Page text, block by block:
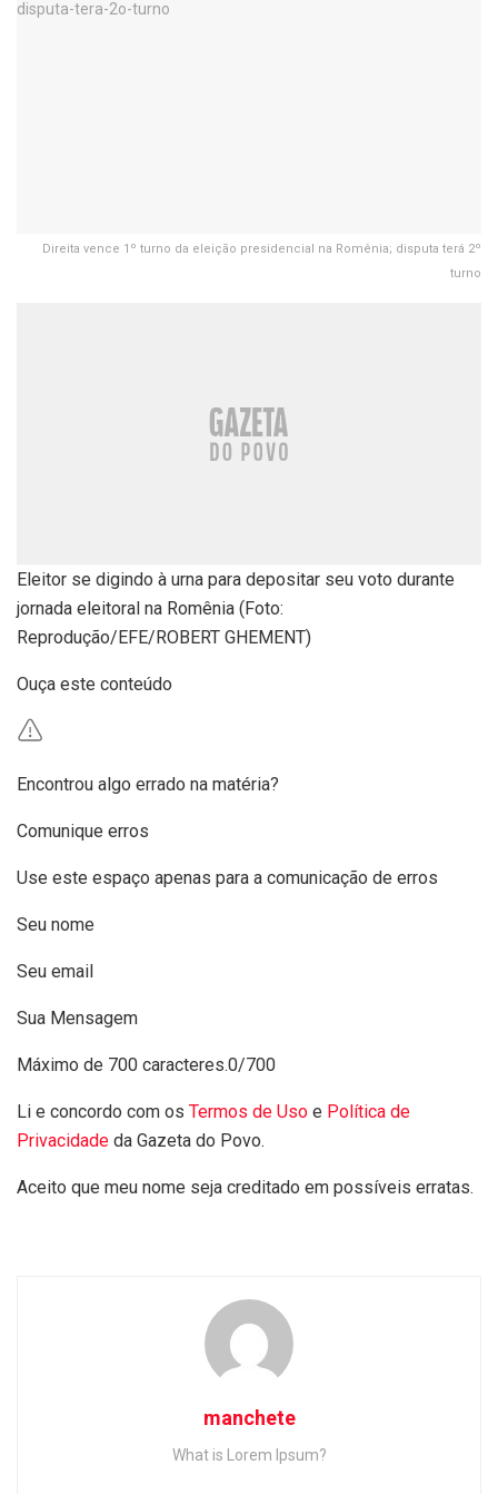
Direita vence 1º turno da eleição presidencial na Romênia; disputa terá 2º
turno
Eleitor se digindo à urna para depositar seu voto durante
jornada eleitoral na Romênia (Foto:
Reprodução/EFE/ROBERT GHEMENT)
Ouça este conteúdo
Encontrou algo errado na matéria?
Comunique erros
Use este espaço apenas para a comunicação de erros
Seu nome
Seu email
Sua Mensagem
Máximo de 700 caracteres.0/700
Li e concordo com os Termos de Uso e Política de
Privacidade da Gazeta do Povo.
Aceito que meu nome seja creditado em possíveis erratas.
manchete
What is Lorem Ipsum?